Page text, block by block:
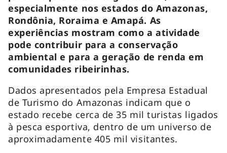
especialmente nos estados do Amazonas,
Rondônia, Roraima e Amapá. As
experiências mostram como a atividade
pode contribuir para a conservação
ambiental e para a geração de renda em
comunidades ribeirinhas.
Dados apresentados pela Empresa Estadual
de Turismo do Amazonas indicam que o
estado recebe cerca de 35 mil turistas ligados
à pesca esportiva, dentro de um universo de
aproximadamente 405 mil visitantes.